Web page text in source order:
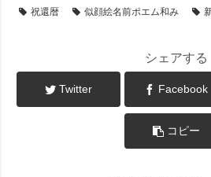
祝還暦 似顔絵名前ポエム和み
シェアする
Twitter Facebook
コピー